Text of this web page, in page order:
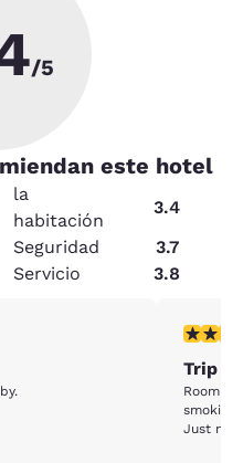
/5
este hotel
la
habitación
3.4
Seguridad
3.7
Servicio 3.8
reseña
Trip
Room
smoking
Just not